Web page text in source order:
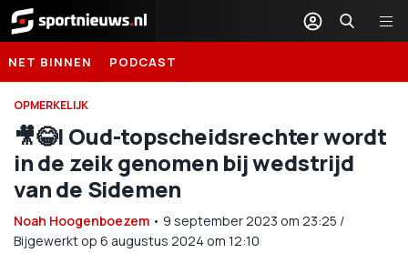
Sportnieuws.nl
NET BINNEN PODCAST
OPMERKELIJK
🎥😂​| Oud-topscheidsrechter wordt
in de zeik genomen bij wedstrijd
van de Sidemen
Noah Hoogenboezem • 9 september 2023 om 23:25 /
Bijgewerkt op 6 augustus 2024 om 12:10